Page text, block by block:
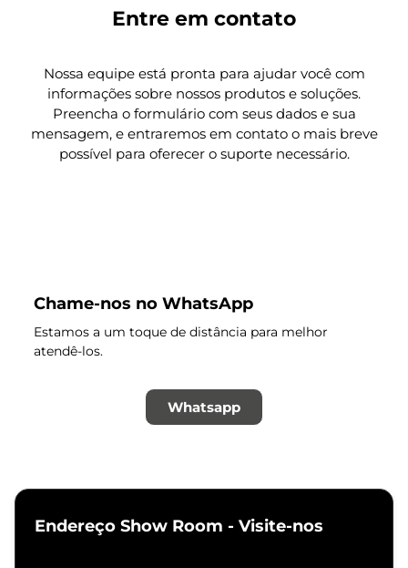
Entre em contato
Nossa equipe está pronta para ajudar você com
informações sobre nossos produtos e soluções.
Preencha o formulário com seus dados e sua
mensagem, e entraremos em contato o mais breve
possível para oferecer o suporte necessário.
Chame-nos no WhatsApp
Estamos a um toque de distância para melhor
atendê-los.
Whatsapp
Endereço Show Room - Visite-nos